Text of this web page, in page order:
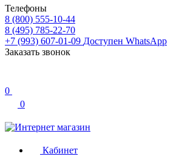
Телефоны
8 (800) 555-10-44
8 (495) 785-22-70
+7 (993) 607-01-09 Доступен WhatsApp
Заказать звонок
0
0
Кабинет